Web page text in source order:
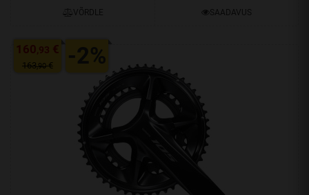
VÕRDLE SAADAVUS
160,93 €
163,90€ -2%